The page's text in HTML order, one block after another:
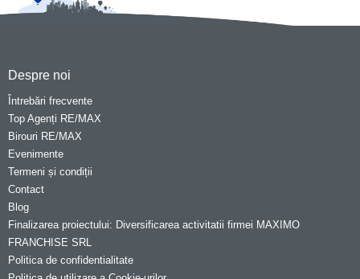
Despre noi
Întrebări frecvente
Top Agenți RE/MAX
Birouri RE/MAX
Evenimente
Termeni și condiții
Contact
Blog
Finalizarea proiectului: Diversificarea activitatii firmei MAXIMO
FRANCHISE SRL
Politica de confidentialitate